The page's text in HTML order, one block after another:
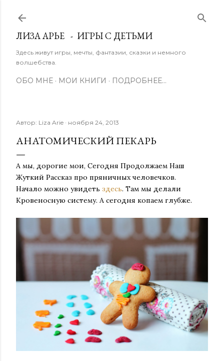
ЛИЗА АРЬЕ - ИГРЫ С ДЕТЬМИ
Здесь живут игры, мечты, фантазии, сказки и немного
волшебства.
ОБО МНЕ МОИ КНИГИ ПОДРОБНЕЕ…
Автор: Liza Arie ноября 24, 2013
АНАТОМИЧЕСКИЙ ПЕКАРЬ
А мы, дорогие мои, Сегодня Продолжаем Наш
Жуткий Рассказ про пряничных человечков.
Начало можно увидеть здесь. Там мы делали
Кровеносную систему. А сегодня копаем глубже.